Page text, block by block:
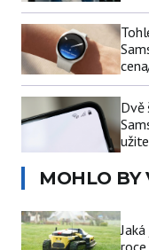
Dvě
MOHLO BY